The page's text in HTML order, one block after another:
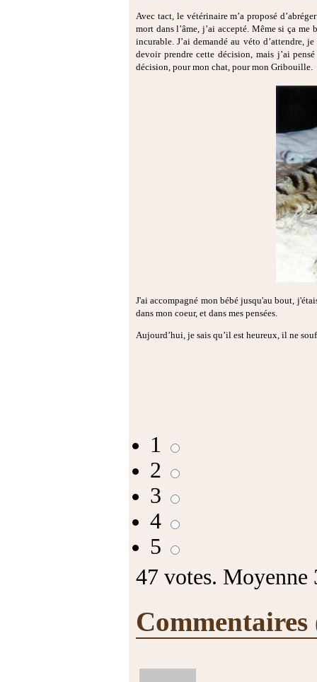
Avec tact, le vétérinaire m’a proposé
mort dans l’âme, j’ai accepté. Même si ça
incurable. J’ai demandé au véto d’attendre,
devoir prendre cette décision, mais j’ai
décision, pour mon chat, pour mon Gribouille.
J'ai accompagné mon bébé jusqu'au bout,
dans mon coeur, et dans mes pensées.
Aujourd’hui, je sais qu’il est heureux, il ne
1
2
3
4
5
47 votes. Moyenne
Commentaires